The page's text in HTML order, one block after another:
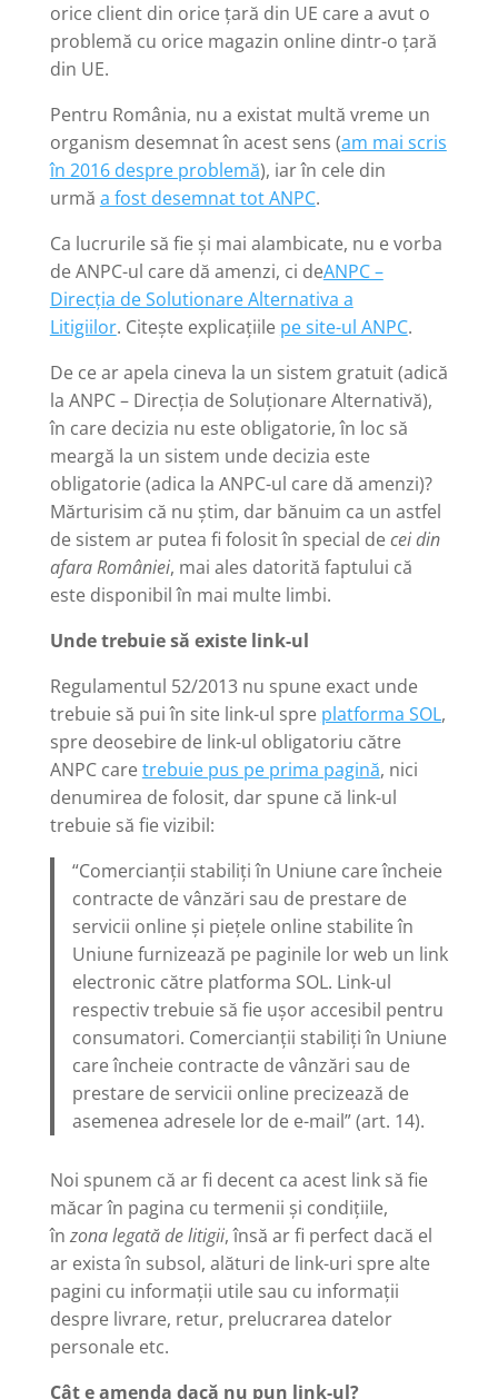
orice client din orice țară din UE care a avut o
problemă cu orice magazin online dintr-o țară
din UE.
Pentru România, nu a existat multă vreme un
organism desemnat în acest sens (am mai scris
în 2016 despre problemă), iar în cele din
urmă a fost desemnat tot ANPC.
Ca lucrurile să fie și mai alambicate, nu e vorba
de ANPC-ul care dă amenzi, ci deANPC –
Direcția de Solutionare Alternativa a
Litigiilor. Citește explicațiile pe site-ul ANPC.
De ce ar apela cineva la un sistem gratuit (adică
la ANPC – Direcția de Soluționare Alternativă),
în care decizia nu este obligatorie, în loc să
meargă la un sistem unde decizia este
obligatorie (adica la ANPC-ul care dă amenzi)?
Mărturisim că nu știm, dar bănuim ca un astfel
de sistem ar putea fi folosit în special decei din
afara României, mai ales datorită faptului că
este disponibil în mai multe limbi.
Unde trebuie să existe link-ul
Regulamentul 52/2013 nu spune exact unde
trebuie să pui în site link-ul spre platforma SOL,
spre deosebire de link-ul obligatoriu către
ANPC caretrebuie pus pe prima pagină, nici
denumirea de folosit, dar spune că link-ul
trebuie să fie vizibil:
“Comercianții stabiliți în Uniune care încheie
contracte de vânzări sau de prestare de
servicii online și piețele online stabilite în
Uniune furnizează pe paginile lor web un link
electronic către platforma SOL. Link-ul
respectiv trebuie să fie ușor accesibil pentru
consumatori. Comercianții stabiliți în Uniune
care încheie contracte de vânzări sau de
prestare de servicii online precizează de
asemenea adresele lor de e-mail” (art. 14).
Noi spunem că ar fi decent ca acest link să fie
măcar în pagina cu termenii și condițiile,
în zona legată de litigii, însă ar fi perfect dacă el
ar exista în subsol, alături de link-uri spre alte
pagini cu informații utile sau cu informații
despre livrare, retur, prelucrarea datelor
personale etc.
Cât e amenda dacă nu pun link-ul?